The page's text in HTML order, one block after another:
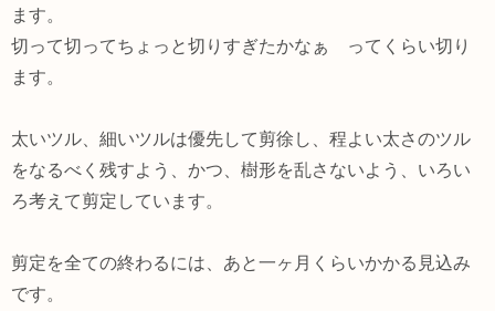
ます。
切って切ってちょっと切りすぎたかなぁ ってくらい切り
ます。
太いツル、細いツルは優先して剪徐し、程よい太さのツル
をなるべく残すよう、かつ、樹形を乱さないよう、いろい
ろ考えて剪定しています。
剪定を全ての終わるには、あと一ヶ月くらいかかる見込み
です。